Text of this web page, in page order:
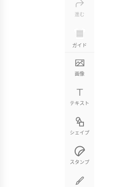
進む
ガイド
画像
テキスト
シェイプ
スタンプ